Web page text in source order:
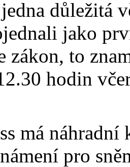
důležitá
jako
zákon, to
hodin
má náhradní
pro